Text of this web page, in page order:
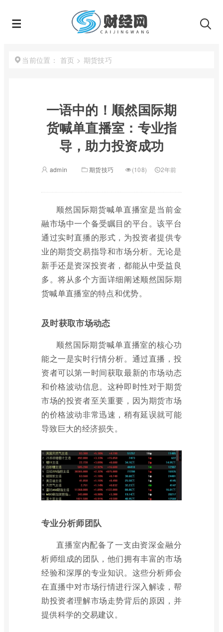
当前位置： 首页 > 期货技巧
一语中的！顺然国际期
货喊单直播室：专业指
导，助力投资成功
admin 期货技巧 (108) 2年前
顺然国际期货喊单直播室是当前金
融市场中一个备受瞩目的平台。该平台
通过实时直播的形式，为投资者提供专
业的期货交易指导和市场分析。无论是
新手还是资深投资者，都能从中受益良
多。将从多个方面详细阐述顺然国际期
货喊单直播室的特点和优势。
及时获取市场动态
顺然国际期货喊单直播室的核心功
能之一是实时行情分析。通过直播，投
资者可以第一时间获取最新的市场动态
和价格波动信息。这种即时性对于期货
市场的投资者至关重要，因为期货市场
的价格波动非常迅速，稍有延误就可能
导致巨大的经济损失。
专业分析师团队
直播室内配备了一支由资深金融分
析师组成的团队，他们拥有丰富的市场
经验和深厚的专业知识。这些分析师会
在直播中对市场行情进行深入解读，帮
助投资者理解市场走势背后的原因，并
提供科学的交易建议。